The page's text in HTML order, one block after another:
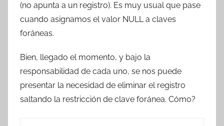
(no apunta a un registro). Es muy usual que pase
cuando asignamos el valor NULL a claves
foráneas.
Bien, llegado el momento, y bajo la
responsabilidad de cada uno, se nos puede
presentar la necesidad de eliminar el registro
saltando la restricción de clave foránea. Cómo?